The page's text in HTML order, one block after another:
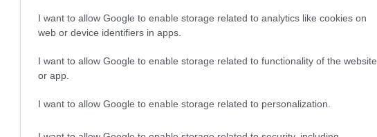
I want to allow Google to enable storage related to analytics like cookies on
web or device identifiers in apps.
I want to allow Google to enable storage related to functionality of the website
or app.
I want to allow Google to enable storage related to personalization.
b vitamin( 1)
cleaner(2)
que
Conseils
pour le
!
Consejos
fáciles de
mobiltelefonok, Laptop,
Notebook akció: Asus, Acer,
Lenovo, HP, smart full hd tv,
Xbox, PS5
mobile telefon
Notebook és laptop
Samsung mobiltelefon
Asus Hp laptop